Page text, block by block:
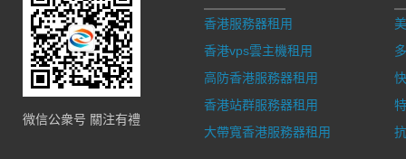
微信公衆号 關注有禮
香港服務器租用
香港vps雲主機租用
高防香港服務器租用
香港站群服務器租用
大帶寬香港服務器租用